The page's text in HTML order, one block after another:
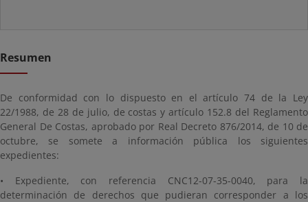
Resumen
De conformidad con lo dispuesto en el artículo 74 de la Ley
22/1988, de 28 de julio, de costas y artículo 152.8 del Reglamento
General De Costas, aprobado por Real Decreto 876/2014, de 10 de
octubre, se somete a información pública los siguientes
expedientes:
• Expediente, con referencia CNC12-07-35-0040, para la
determinación de derechos que pudieran corresponder a los